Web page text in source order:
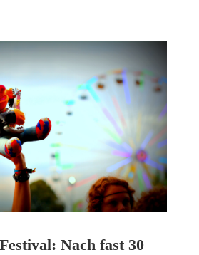
Nach fast 30